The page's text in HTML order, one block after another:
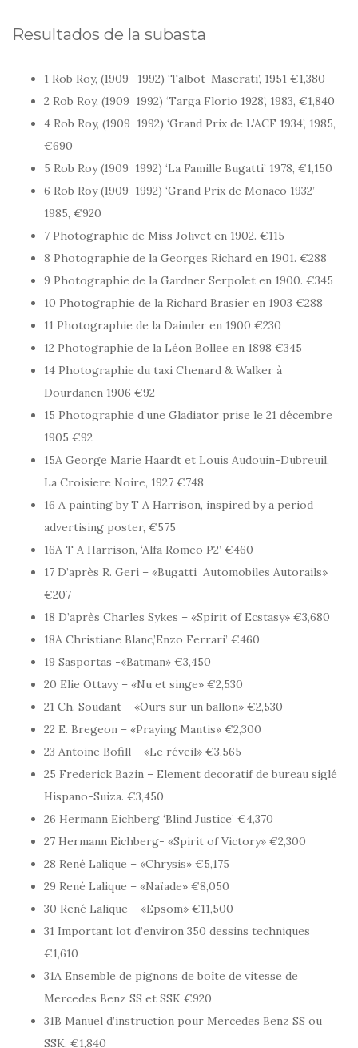
Resultados de la subasta
1 Rob Roy, (1909 -1992) ‘Talbot-Maserati’, 1951 €1,380
2 Rob Roy, (1909  1992) ‘Targa Florio 1928’, 1983, €1,840
4 Rob Roy, (1909  1992) ‘Grand Prix de L’ACF 1934’, 1985,
€690
5 Rob Roy (1909  1992) ‘La Famille Bugatti’ 1978, €1,150
6 Rob Roy (1909  1992) ‘Grand Prix de Monaco 1932’
1985, €920
7 Photographie de Miss Jolivet en 1902. €115
8 Photographie de la Georges Richard en 1901. €288
9 Photographie de la Gardner Serpolet en 1900. €345
10 Photographie de la Richard Brasier en 1903 €288
11 Photographie de la Daimler en 1900 €230
12 Photographie de la Léon Bollee en 1898 €345
14 Photographie du taxi Chenard & Walker à
Dourdanen 1906 €92
15 Photographie d’une Gladiator prise le 21 décembre
1905 €92
15A George Marie Haardt et Louis Audouin-Dubreuil,
La Croisiere Noire, 1927 €748
16 A painting by T A Harrison, inspired by a period
advertising poster, €575
16A T A Harrison, ‘Alfa Romeo P2’ €460
17 D’après R. Geri – «Bugatti  Automobiles Autorails»
€207
18 D’après Charles Sykes – «Spirit of Ecstasy» €3,680
18A Christiane Blanc,’Enzo Ferrari’ €460
19 Sasportas -«Batman» €3,450
20 Elie Ottavy – «Nu et singe» €2,530
21 Ch. Soudant – «Ours sur un ballon» €2,530
22 E. Bregeon – «Praying Mantis» €2,300
23 Antoine Bofill – «Le réveil» €3,565
25 Frederick Bazin – Element decoratif de bureau siglé
Hispano-Suiza. €3,450
26 Hermann Eichberg ‘Blind Justice’ €4,370
27 Hermann Eichberg- «Spirit of Victory» €2,300
28 René Lalique – «Chrysis» €5,175
29 René Lalique – «Naïade» €8,050
30 René Lalique – «Epsom» €11,500
31 Important lot d’environ 350 dessins techniques
€1,610
31A Ensemble de pignons de boîte de vitesse de
Mercedes Benz SS et SSK €920
31B Manuel d’instruction pour Mercedes Benz SS ou
SSK. €1,840